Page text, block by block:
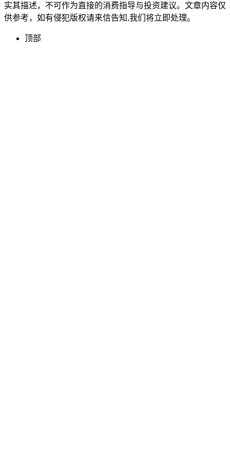
实其描述，不可作为直接的消费指导与投资建议。文章内容仅
供参考，如有侵犯版权请来信告知,我们将立即处理。
顶部